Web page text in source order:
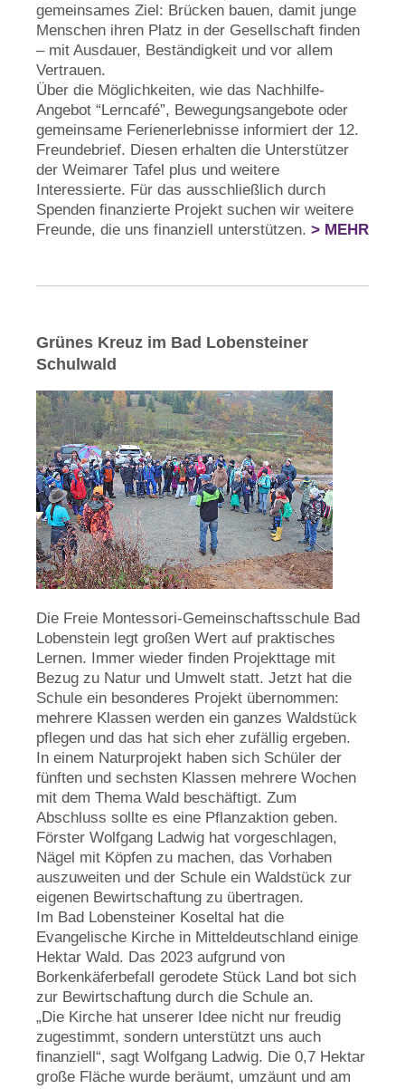
gemeinsames Ziel: Brücken bauen, damit junge
Menschen ihren Platz in der Gesellschaft finden
– mit Ausdauer, Beständigkeit und vor allem
Vertrauen.
Über die Möglichkeiten, wie das Nachhilfe-
Angebot “Lerncafé”, Bewegungsangebote oder
gemeinsame Ferienerlebnisse informiert der 12.
Freundebrief. Diesen erhalten die Unterstützer
der Weimarer Tafel plus und weitere
Interessierte. Für das ausschließlich durch
Spenden finanzierte Projekt suchen wir weitere
Freunde, die uns finanziell unterstützen. > MEHR
Grünes Kreuz im Bad Lobensteiner
Schulwald
Die Freie Montessori-Gemeinschaftsschule Bad
Lobenstein legt großen Wert auf praktisches
Lernen. Immer wieder finden Projekttage mit
Bezug zu Natur und Umwelt statt. Jetzt hat die
Schule ein besonderes Projekt übernommen:
mehrere Klassen werden ein ganzes Waldstück
pflegen und das hat sich eher zufällig ergeben.
In einem Naturprojekt haben sich Schüler der
fünften und sechsten Klassen mehrere Wochen
mit dem Thema Wald beschäftigt. Zum
Abschluss sollte es eine Pflanzaktion geben.
Förster Wolfgang Ladwig hat vorgeschlagen,
Nägel mit Köpfen zu machen, das Vorhaben
auszuweiten und der Schule ein Waldstück zur
eigenen Bewirtschaftung zu übertragen.
Im Bad Lobensteiner Koseltal hat die
Evangelische Kirche in Mitteldeutschland einige
Hektar Wald. Das 2023 aufgrund von
Borkenkäferbefall gerodete Stück Land bot sich
zur Bewirtschaftung durch die Schule an.
„Die Kirche hat unserer Idee nicht nur freudig
zugestimmt, sondern unterstützt uns auch
finanziell“, sagt Wolfgang Ladwig. Die 0,7 Hektar
große Fläche wurde beräumt, umzäunt und am